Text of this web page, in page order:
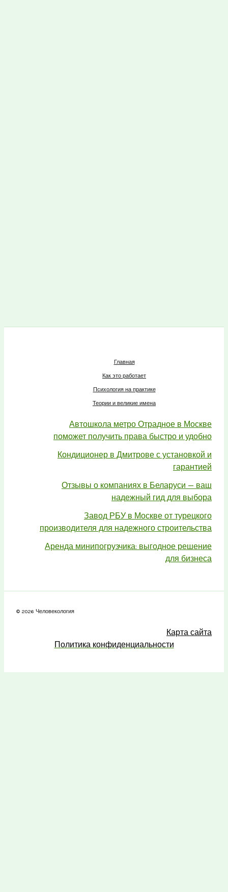
Главная
Как это работает
Психология на практике
Теории и великие имена
Автошкола метро Отрадное в Москве
поможет получить права быстро и удобно
Кондиционер в Дмитрове с установкой и
гарантией
Отзывы о компаниях в Беларуси — ваш
надежный гид для выбора
Завод РБУ в Москве от турецкого
производителя для надежного строительства
Аренда минипогрузчика: выгодное решение
для бизнеса
© 2026 Человекология
Карта сайта
Политика конфиденциальности